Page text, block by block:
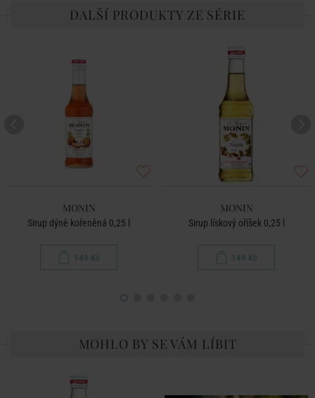
DALŠÍ PRODUKTY ZE SÉRIE
MONIN
Sirup dýně kořeněná 0,25 l
149 Kč
MONIN
Sirup lískový oříšek 0,25 l
149 Kč
MOHLO BY SE VÁM LÍBIT